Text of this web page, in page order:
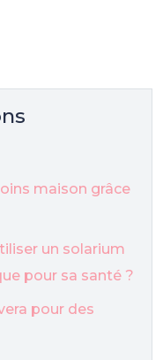
maison grâce
un solarium
pour sa santé ?
pour des